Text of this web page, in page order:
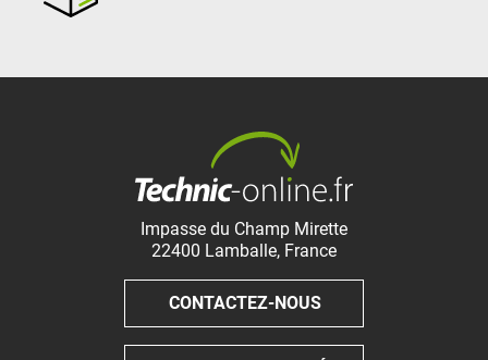
Impasse du Champ Mirette
22400 Lamballe, France
CONTACTEZ-NOUS